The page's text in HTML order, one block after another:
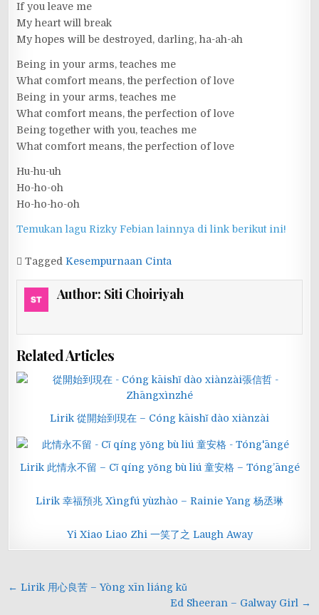
If you leave me
My heart will break
My hopes will be destroyed, darling, ha-ah-ah
Being in your arms, teaches me
What comfort means, the perfection of love
Being in your arms, teaches me
What comfort means, the perfection of love
Being together with you, teaches me
What comfort means, the perfection of love
Hu-hu-uh
Ho-ho-oh
Ho-ho-ho-oh
Temukan lagu Rizky Febian lainnya di link berikut ini!
TaggedKesempurnaan Cinta
Author: Siti Choiriyah
Related Articles
Lirik 從開始到現在 – Cóng kāishǐ dào xiànzài
Lirik 此情永不留 – Cǐ qíng yǒng bù liú 童安格 – Tóng’āngé
Lirik 幸福預兆 Xìngfú yùzhào – Rainie Yang 杨丞琳
Yi Xiao Liao Zhi 一笑了之 Laugh Away
Navigasi
← Lirik 用心良苦 – Yòng xīn liáng kǔ
Ed Sheeran – Galway Girl →